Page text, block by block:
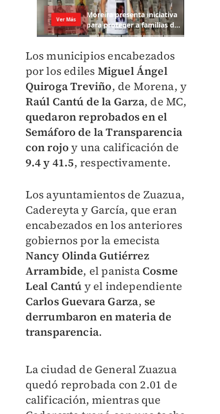
Los municipios encabezados
por los ediles Miguel Ángel
Quiroga Treviño, de Morena, y
Raúl Cantú de la Garza, de MC,
quedaron reprobados en el
Semáforo de la Transparencia
con rojo y una calificación de
9.4 y 41.5, respectivamente.
Los ayuntamientos de Zuazua,
Cadereyta y García, que eran
encabezados en los anteriores
gobiernos por la emecista
Nancy Olinda Gutiérrez
Arrambide, el panista Cosme
Leal Cantú y el independiente
Carlos Guevara Garza, se
derrumbaron en materia de
transparencia.
La ciudad de General Zuazua
quedó reprobada con 2.01 de
calificación, mientras que